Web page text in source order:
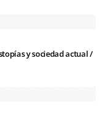
y sociedad actual /